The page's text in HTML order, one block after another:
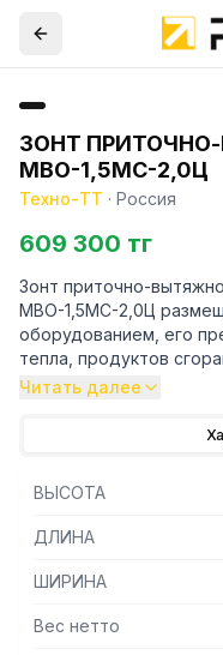
ЗОНТ
МВО-1,5МС-2,0Ц
Техно-ТТ · Россия
609 300 тг
Зонт приточно-
МВО-1,5МС-2,0Ц
оборудованием, его
тепла, продуктов
воздуха, что
предметах мебели и
оборудование
защищает сотрудников
Читать далее
ВЫСОТА
ДЛИНА
ШИРИНА
Вес нетто